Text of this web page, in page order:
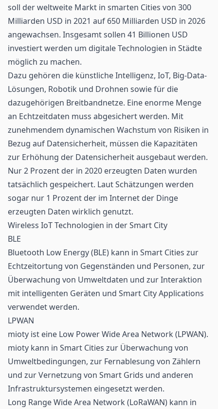
soll der weltweite Markt in smarten Cities von 300
Milliarden USD in 2021 auf 650 Milliarden USD in 2026
angewachsen. Insgesamt sollen 41 Billionen USD
investiert werden um digitale Technologien in Städte
möglich zu machen.
Dazu gehören die künstliche Intelligenz, IoT, Big-Data-
Lösungen, Robotik und Drohnen sowie für die
dazugehörigen Breitbandnetze. Eine enorme Menge
an Echtzeitdaten muss abgesichert werden. Mit
zunehmendem dynamischen Wachstum von Risiken in
Bezug auf Datensicherheit, müssen die Kapazitäten
zur Erhöhung der Datensicherheit ausgebaut werden.
Nur 2 Prozent der in 2020 erzeugten Daten wurden
tatsächlich gespeichert. Laut Schätzungen werden
sogar nur 1 Prozent der im Internet der Dinge
erzeugten Daten wirklich genutzt.
Wireless IoT Technologien in der Smart City
BLE
Bluetooth Low Energy(BLE) kann in Smart Cities zur
Echtzeitortung von Gegenständen und Personen, zur
Überwachung von Umweltdaten und zur Interaktion
mit intelligenten Geräten und Smart City Applications
verwendet werden.
LPWAN
mioty ist eine Low Power Wide Area Network (LPWAN).
mioty kann in Smart Cities zur Überwachung von
Umweltbedingungen, zur Fernablesung von Zählern
und zur Vernetzung von Smart Grids und anderen
Infrastruktursystemen eingesetzt werden.
Long Range Wide Area Network (LoRaWAN) kann in